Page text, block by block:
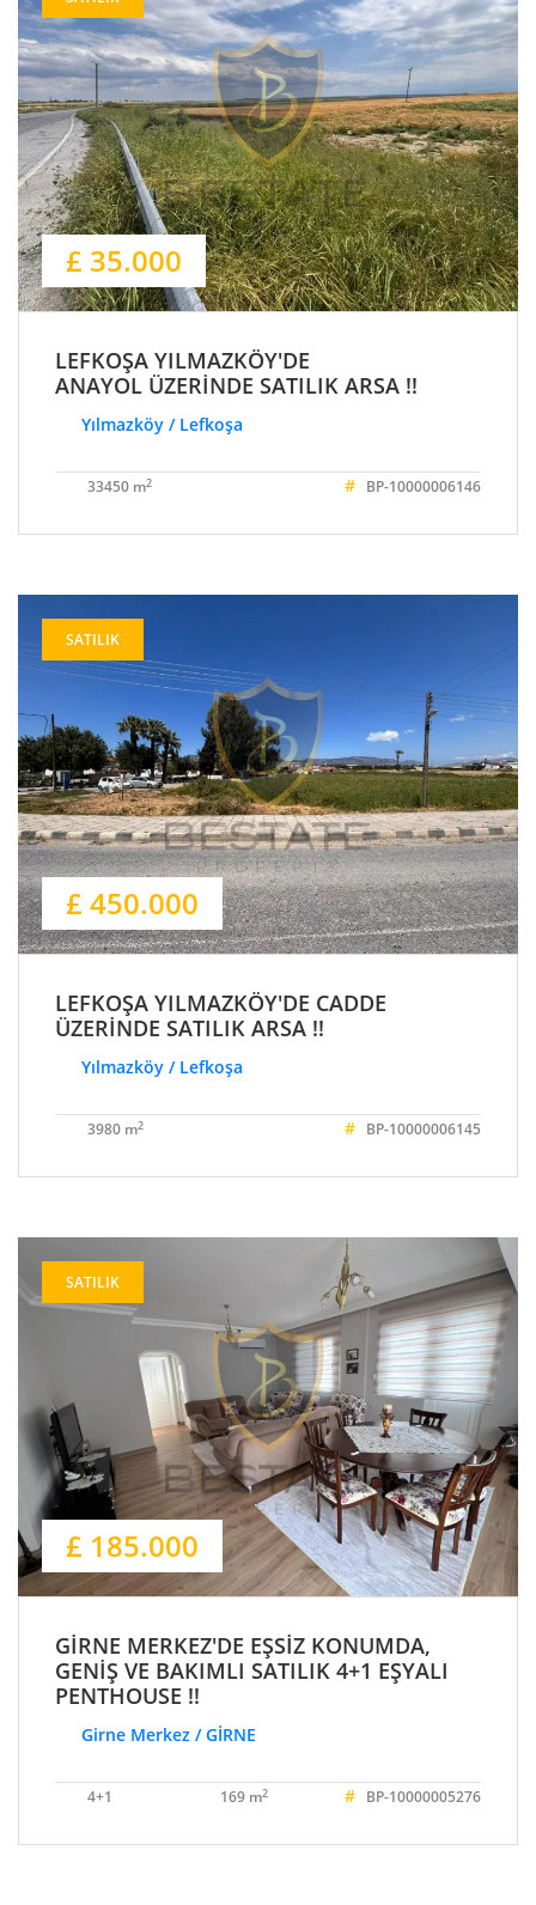
£ 35.000
LEFKOŞA YILMAZKÖY'DE
ANAYOL ÜZERİNDE SATILIK ARSA !!
Yılmazköy / Lefkoşa
33450 m2 # BP-10000006146
SATILIK
£ 450.000
LEFKOŞA YILMAZKÖY'DE CADDE
ÜZERİNDE SATILIK ARSA !!
Yılmazköy / Lefkoşa
3980 m2 # BP-10000006145
SATILIK
£ 185.000
GİRNE MERKEZ'DE EŞSİZ KONUMDA,
GENİŞ VE BAKIMLI SATILIK 4+1 EŞYALI
PENTHOUSE !!
Girne Merkez / GİRNE
4+1 169 m2 # BP-10000005276